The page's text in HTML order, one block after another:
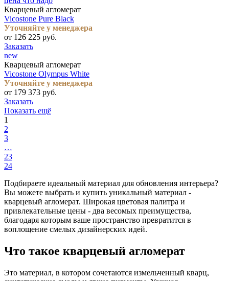
Кварцевый агломерат
Vicostone Pure Black
Уточняйте у менеджера
от 126 225 руб.
Заказать
new
Кварцевый агломерат
Vicostone Olympus White
Уточняйте у менеджера
от 179 373 руб.
Заказать
Показать ещё
1
2
3
…
23
24
Подбираете идеальный материал для обновления интерьера?
Вы можете выбрать и купить уникальный материал -
кварцевый агломерат. Широкая цветовая палитра и
привлекательные цены - два весомых преимущества,
благодаря которым ваше пространство превратится в
воплощение смелых дизайнерских идей.
Что такое кварцевый агломерат
Это материал, в котором сочетаются измельченный кварц,